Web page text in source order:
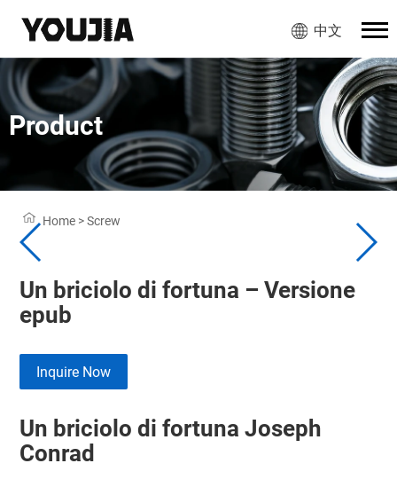
中文
Product
Home >Screw
Un briciolo di fortuna – Versione
epub
Inquire Now
Un briciolo di fortuna Joseph
Conrad